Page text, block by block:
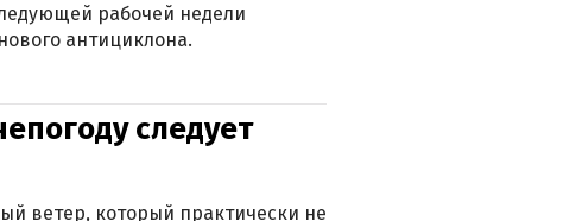
рабочей недели
антициклона.
следует
ветер, который практически не